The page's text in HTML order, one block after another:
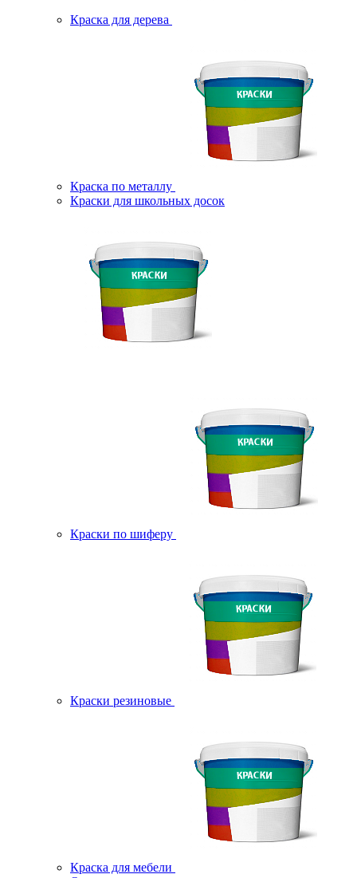
Краска для дерева
Краска по металлу
Краски для школьных досок
Краски по шиферу
Краски резиновые
Краска для мебели